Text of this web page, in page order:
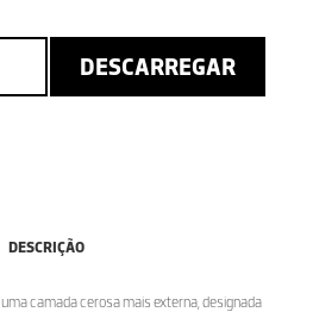
DESCARREGAR
DESCRIÇÃO
camada cerosa mais externa, designada